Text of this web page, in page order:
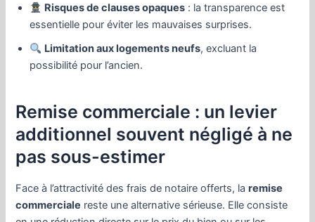
Risques de clauses opaques : la transparence est
essentielle pour éviter les mauvaises surprises.
Limitation aux logements neufs, excluant la
possibilité pour l’ancien.
Remise commerciale : un levier
additionnel souvent négligé à ne
pas sous-estimer
Face à l’attractivité des frais de notaire offerts, laremise
commerciale reste une alternative sérieuse. Elle consiste